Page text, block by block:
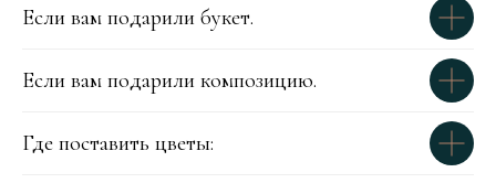
Если вам подарили букет.
Если вам подарили композицию.
Где поставить цветы: